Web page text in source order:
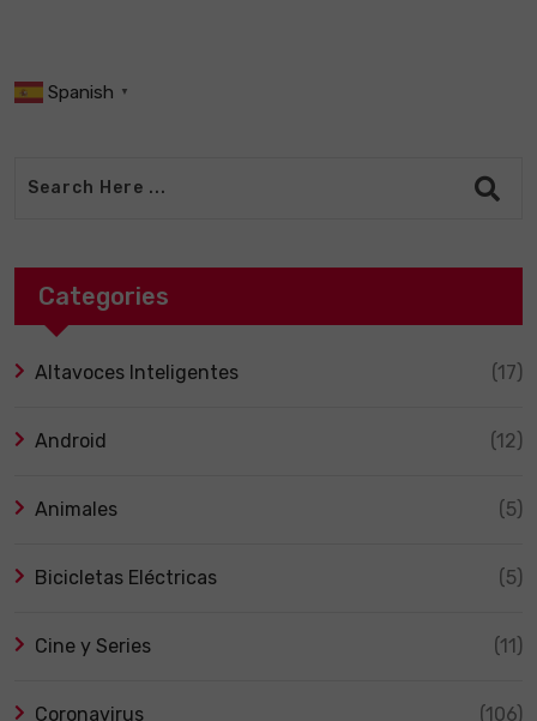
Spanish ▼
Categories
Altavoces Inteligentes (17)
Android (12)
Animales (5)
Bicicletas Eléctricas (5)
Cine y Series (11)
Coronavirus (106)